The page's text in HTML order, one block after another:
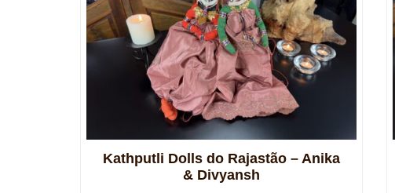
Kathputli Dolls do Rajastão – Anika
& Divyansh